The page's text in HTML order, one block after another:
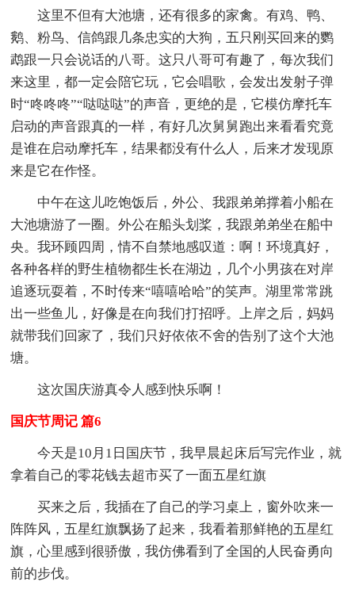
这里不但有大池塘，还有很多的家禽。有鸡、鸭、
鹅、粉鸟、信鸽跟几条忠实的大狗，五只刚买回来的鹦
鹉跟一只会说话的八哥。这只八哥可有趣了，每次我们
来这里，都一定会陪它玩，它会唱歌，会发出发射子弹
时“咚咚咚”“哒哒哒”的声音，更绝的是，它模仿摩托车
启动的声音跟真的一样，有好几次舅舅跑出来看看究竟
是谁在启动摩托车，结果都没有什么人，后来才发现原
来是它在作怪。
中午在这儿吃饱饭后，外公、我跟弟弟撑着小船在
大池塘游了一圈。外公在船头划桨，我跟弟弟坐在船中
央。我环顾四周，情不自禁地感叹道：啊！环境真好，
各种各样的野生植物都生长在湖边，几个小男孩在对岸
追逐玩耍着，不时传来“嘻嘻哈哈”的笑声。湖里常常跳
出一些鱼儿，好像是在向我们打招呼。上岸之后，妈妈
就带我们回家了，我们只好依依不舍的告别了这个大池
塘。
这次国庆游真令人感到快乐啊！
国庆节周记 篇6
今天是10月1日国庆节，我早晨起床后写完作业，就
拿着自己的零花钱去超市买了一面五星红旗
买来之后，我插在了自己的学习桌上，窗外吹来一
阵阵风，五星红旗飘扬了起来，我看着那鲜艳的五星红
旗，心里感到很骄傲，我仿佛看到了全国的人民奋勇向
前的步伐。